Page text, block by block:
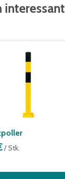
interessant
/ Stk.